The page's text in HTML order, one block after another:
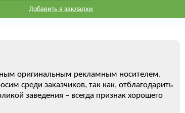
Добавить в закладки
оригинальным рекламным носителем.
среди заказчиков, так как, отблагодарить
заведения – всегда признак хорошего